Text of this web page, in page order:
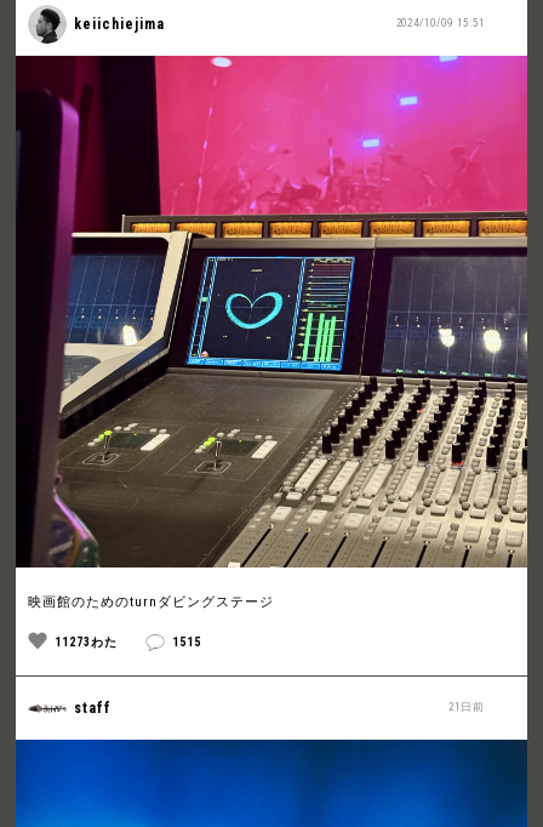
2024/10/09 15:51
keiichiejima
映画館のためのturnダビングステージ
11273わた 1515
21日前
staff